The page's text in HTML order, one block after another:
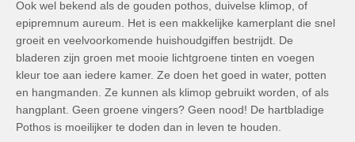
Ook wel bekend als de gouden pothos, duivelse klimop, of
epipremnum aureum. Het is een makkelijke kamerplant die snel
groeit en veelvoorkomende huishoudgiffen bestrijdt. De
bladeren zijn groen met mooie lichtgroene tinten en voegen
kleur toe aan iedere kamer. Ze doen het goed in water, potten
en hangmanden. Ze kunnen als klimop gebruikt worden, of als
hangplant. Geen groene vingers? Geen nood! De hartbladige
Pothos is moeilijker te doden dan in leven te houden.